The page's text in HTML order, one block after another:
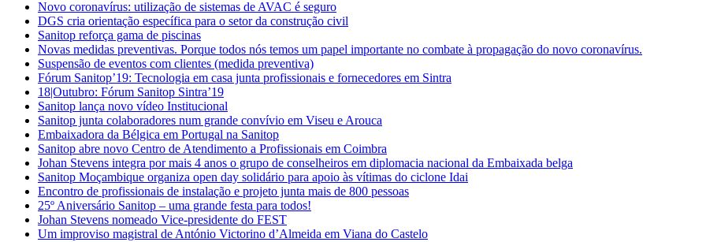
Novo coronavírus: utilização de sistemas de AVAC é seguro
DGS cria orientação específica para o setor da construção civil
Sanitop reforça gama de piscinas
Novas medidas preventivas. Porque todos nós temos um papel importante no combate à propagação do novo coronavírus.
Suspensão de eventos com clientes (medida preventiva)
Fórum Sanitop’19: Tecnologia em casa junta profissionais e fornecedores em Sintra
18|Outubro: Fórum Sanitop Sintra’19
Sanitop lança novo vídeo Institucional
Sanitop junta colaboradores num grande convívio em Viseu e Arouca
Embaixadora da Bélgica em Portugal na Sanitop
Sanitop abre novo Centro de Atendimento a Profissionais em Coimbra
Johan Stevens integra por mais 4 anos o grupo de conselheiros em diplomacia nacional da Embaixada belga
Sanitop Moçambique organiza open day solidário para apoio às vítimas do ciclone Idai
Encontro de profissionais de instalação e projeto junta mais de 800 pessoas
25º Aniversário Sanitop – uma grande festa para todos!
Johan Stevens nomeado Vice-presidente do FEST
Um improviso magistral de António Victorino d’Almeida em Viana do Castelo